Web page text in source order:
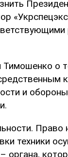
Тимошенко о
и
Право
техники
органа,